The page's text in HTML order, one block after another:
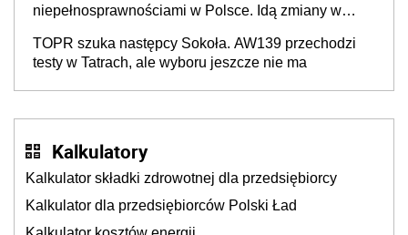
niepełnosprawnościami w Polsce. Idą zmiany w
TOPR szuka następcy Sokoła. AW139 przechodzi
testy w Tatrach, ale wyboru jeszcze nie ma
Kalkulatory
Kalkulator składki zdrowotnej dla przedsiębiorcy
Kalkulator dla przedsiębiorców Polski Ład